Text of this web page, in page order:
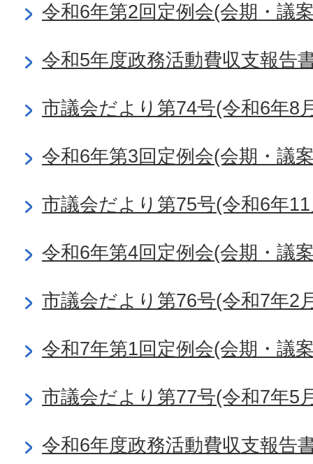
令和6年第2回定例会(会期・議
令和5年度政務活動費収支報告
市議会だより第74号(令和6年8
令和6年第3回定例会(会期・議
市議会だより第75号(令和6年
令和6年第4回定例会(会期・議
市議会だより第76号(令和7年2
令和7年第1回定例会(会期・議
市議会だより第77号(令和7年5
令和6年度政務活動費収支報告